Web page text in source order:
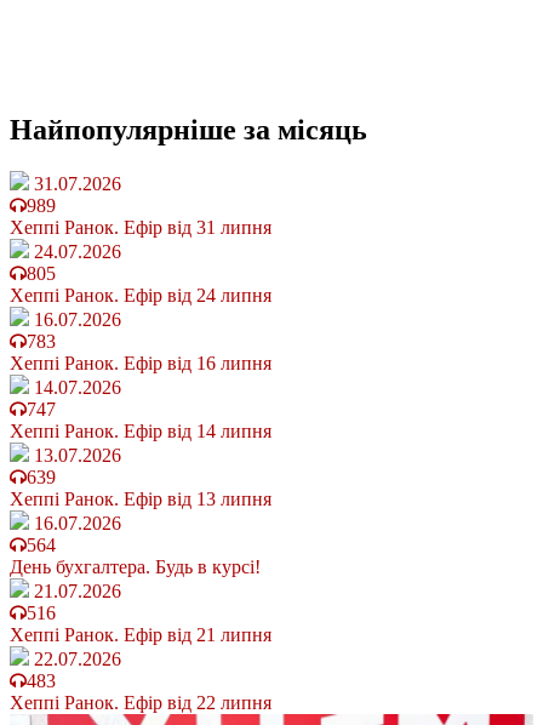
Найпопулярніше за місяць
31.07.2026
989
Хеппі Ранок. Ефір від 31 липня
24.07.2026
805
Хеппі Ранок. Ефір від 24 липня
16.07.2026
783
Хеппі Ранок. Ефір від 16 липня
14.07.2026
747
Хеппі Ранок. Ефір від 14 липня
13.07.2026
639
Хеппі Ранок. Ефір від 13 липня
16.07.2026
564
День бухгалтера. Будь в курсі!
21.07.2026
516
Хеппі Ранок. Ефір від 21 липня
22.07.2026
483
Хеппі Ранок. Ефір від 22 липня